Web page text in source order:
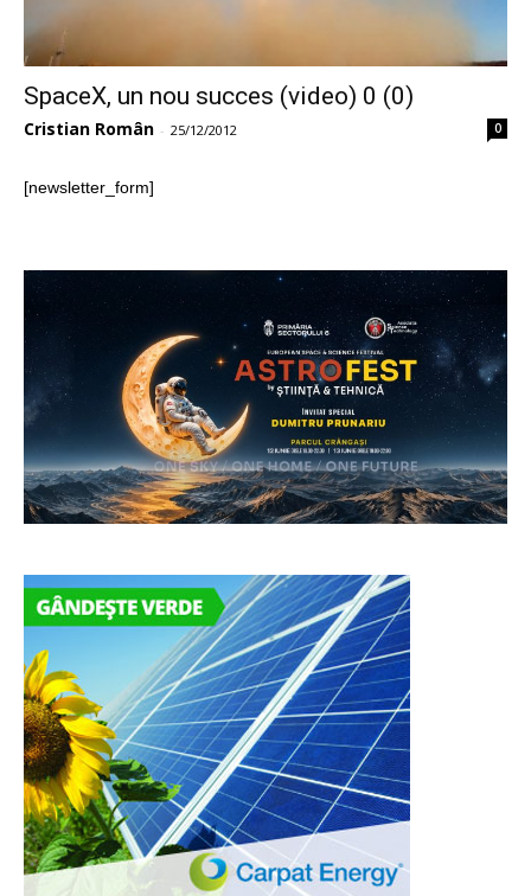
SpaceX, un nou succes (video) 0 (0)
Cristian Român - 25/12/2012 0
[newsletter_form]